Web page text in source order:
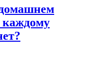
каждому